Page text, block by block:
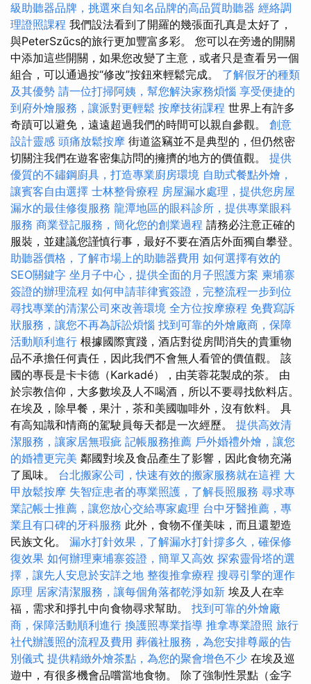
級助聽器品牌，挑選來自知名品牌的高品質助聽器 經絡調
理證照課程 我們設法看到了開羅的幾張面孔真是太好了，
與PeterSzűcs的旅行更加豐富多彩。 您可以在旁邊的開關
中添加這些開關，如果您改變了主意，或者只是查看另一個
組合，可以通過按“修改”按鈕來輕鬆完成。 了解假牙的種類
及其優勢 請一位打掃阿姨，幫您解決家務煩惱 享受便捷的
到府外燴服務，讓派對更輕鬆 按摩技術課程 世界上有許多
奇蹟可以避免，遠遠超過我們的時間可以親自參觀。 創意
設計靈感 頭痛放鬆按摩 街道盜竊並不是典型的，但仍然密
切關注我們在遊客密集訪問的擁擠的地方的價值觀。 提供
優質的不鏽鋼廚具，打造專業廚房環境 自助式餐點外燴，
讓賓客自由選擇 士林整骨療程 房屋漏水處理，提供您房屋
漏水的最佳修復服務 龍潭地區的眼科診所，提供專業眼科
服務 商業登記服務，簡化您的創業過程 請務必注意正確的
服裝，並建議您謹慎行事，最好不要在酒店外面獨自攀登。
助聽器價格，了解市場上的助聽器費用 如何選擇有效的
SEO關鍵字 坐月子中心，提供全面的月子照護方案 柬埔寨
簽證的辦理流程 如何申請菲律賓簽證，完整流程一步到位
尋找專業的清潔公司來改善環境 全方位按摩療程 免費寫訴
狀服務，讓您不再為訴訟煩惱 找到可靠的外燴廠商，保障
活動順利進行 根據國際實踐，酒店對從房間消失的貴重物
品不承擔任何責任，因此我們不會無人看管的價值觀。 該
國的專長是卡卡德（Karkadé），由芙蓉花製成的茶。 由
於宗教信仰，大多數埃及人不喝酒，所以不要尋找飲料店。
在埃及，除早餐，果汁，茶和美國咖啡外，沒有飲料。 具
有高知識和情商的駕駛員每天都是一次經歷。 提供高效清
潔服務，讓家居無瑕疵 記帳服務推薦 戶外婚禮外燴，讓您
的婚禮更完美 鄰國對埃及食品產生了影響，因此食物充滿
了風味。 台北搬家公司，快速有效的搬家服務就在這裡 大
甲放鬆按摩 失智症患者的專業照護，了解長照服務 尋求專
業記帳士推薦，讓您放心交給專家處理 台中牙醫推薦，專
業且有口碑的牙科服務 此外，食物不僅美味，而且還塑造
民族文化。 漏水打針效果，了解漏水打針撐多久，確保修
復效果 如何辦理柬埔寨簽證，簡單又高效 探索靈骨塔的選
擇，讓先人安息於安詳之地 整復推拿療程 搜尋引擎的運作
原理 居家清潔服務，讓每個角落都乾淨如新 埃及人在幸
福，需求和掙扎中向食物尋求幫助。 找到可靠的外燴廠
商，保障活動順利進行 換護照專業指導 推拿專業證照 旅行
社代辦護照的流程及費用 葬儀社服務，為您安排尊嚴的告
別儀式 提供精緻外燴茶點，為您的聚會增色不少 在埃及巡
遊中，有很多機會品嚐當地食物。 除了強制性景點（金字